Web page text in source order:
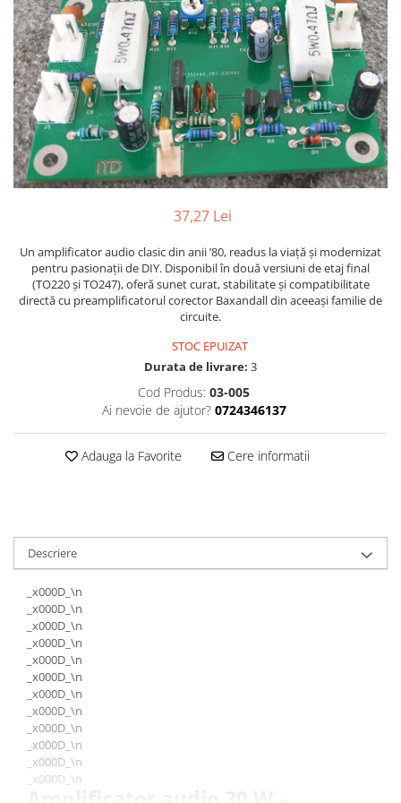
37,27 Lei
Un amplificator audio clasic din anii ’80, readus la viață și modernizat
pentru pasionații de DIY. Disponibil în două versiuni de etaj final
(TO220 și TO247), oferă sunet curat, stabilitate și compatibilitate
directă cu preamplificatorul corector Baxandall din aceeași familie de
circuite.
STOC EPUIZAT
Durata de livrare: 3
Cod Produs: 03-005
Ai nevoie de ajutor? 0724346137
Adauga la Favorite Cere informatii
Descriere
_x000D_\n
_x000D_\n
_x000D_\n
_x000D_\n
_x000D_\n
_x000D_\n
_x000D_\n
_x000D_\n
_x000D_\n
_x000D_\n
_x000D_\n
_x000D_\n